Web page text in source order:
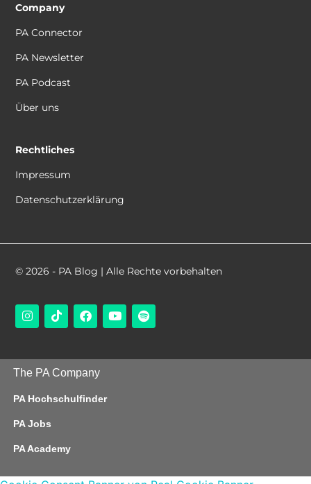
Company
PA Connector
PA Newsletter
PA Podcast
Über uns
Rechtliches
Impressum
Datenschutzerklärung
© 2026 - PA Blog | Alle Rechte vorbehalten
The PA Company
PA Hochschulfinder
PA Jobs
PA Academy